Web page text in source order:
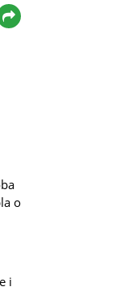
o
i